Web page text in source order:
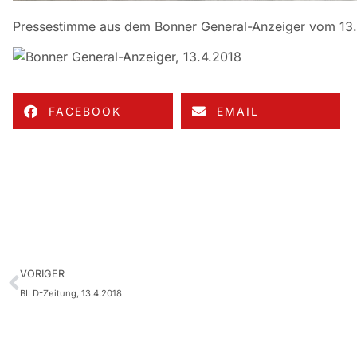
Pressestimme aus dem Bonner General-Anzeiger vom
FACEBOOK EMAIL
VORIGER
BILD-Zeitung, 13.4.2018